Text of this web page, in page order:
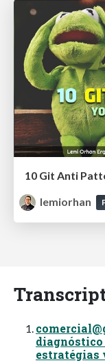
10 Git Anti
lemiorhan
diagnóstico
estratégias